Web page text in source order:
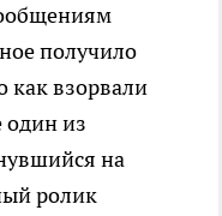
получило
как взорвали
один из
на
ролик